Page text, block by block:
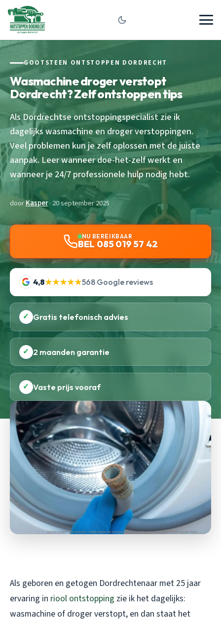
GOOTSTEEN ONTSTOPPEN DORDRECHT
Wasmachine droger verstopt
Dordrecht? Zelf ontstoppen tips
Als Dordrechtse ontstoppingspecialist zie ik
dagelijks wasmachine en droger verstoppingen.
Veel problemen kun je zelf oplossen met de juiste
aanpak. Leer wanneer doe-het-zelf werkt en
wanneer je 24/7 professionele hulp nodig hebt.
doorKasper· 20 september 2025
NU BEREIKBAAR
BEL 085 019 57 42
4,8★★★★★568 Google reviews
✓ Gratis telefonisch advies
✓ 2 maanden garantie
✓ Vaste prijs vooraf
Als geboren en getogen Dordrechtenaar met 25 jaar
ervaring in riool ontstopping zie ik het dagelijks:
wasmachine of droger verstopt, en dan staat het